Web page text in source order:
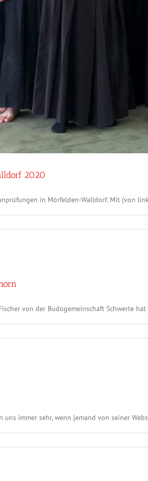
2020
in Mörfelden-Walldorf. Mit (von
von der Budogemeinschaft Schwerte
uns immer sehr, wenn jemand von seiner